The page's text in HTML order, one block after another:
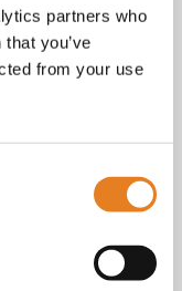
partners who
you’ve
from your use
. KvK nr.: 18068338.
als je benieuwd
doen.